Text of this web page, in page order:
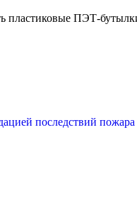
пластиковые ПЭТ-